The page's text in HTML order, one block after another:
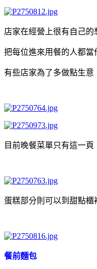
店家在經營上很有自己的
把每位進來用餐的人都當
有些店家為了多做點生意
目前晚餐菜單只有這一
蛋糕部分則可以到甜點櫃
餐前麵包